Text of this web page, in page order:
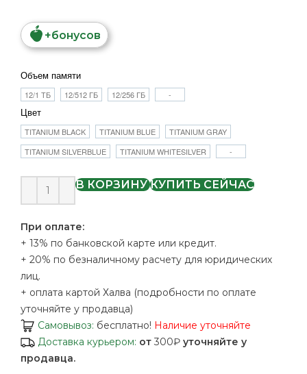
+бонусов
Объем памяти
12/1 ТБ 12/512 ГБ 12/256 ГБ -
Цвет
TITANIUM BLACK TITANIUM BLUE
TITANIUM GRAY
TITANIUM SILVERBLUE
TITANIUM WHITESILVER -
В КОРЗИНУ КУПИТЬ СЕЙЧАС
При оплате:
+ 13% по банковской карте или кредит.
+ 20% по безналичному расчету для юридических
лиц.
+ оплата картой Халва (подробности по оплате
уточняйте у продавца)
Самовывоз: бесплатно! Наличие уточняйте
Доставка курьером: от 300₽ уточняйте у
продавца.